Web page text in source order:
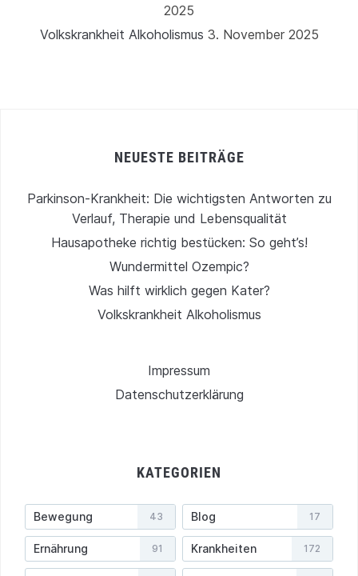
2025
Volkskrankheit Alkoholismus 3. November 2025
NEUESTE BEITRÄGE
Parkinson-Krankheit: Die wichtigsten Antworten zu
Verlauf, Therapie und Lebensqualität
Hausapotheke richtig bestücken: So geht’s!
Wundermittel Ozempic?
Was hilft wirklich gegen Kater?
Volkskrankheit Alkoholismus
Impressum
Datenschutzerklärung
KATEGORIEN
Bewegung 43 Blog 17
Ernährung 91 Krankheiten 172